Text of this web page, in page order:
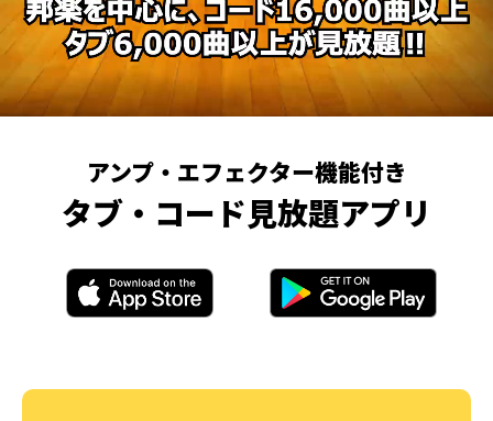
アンプ・エフェクター機能付き
タブ・コード見放題アプリ